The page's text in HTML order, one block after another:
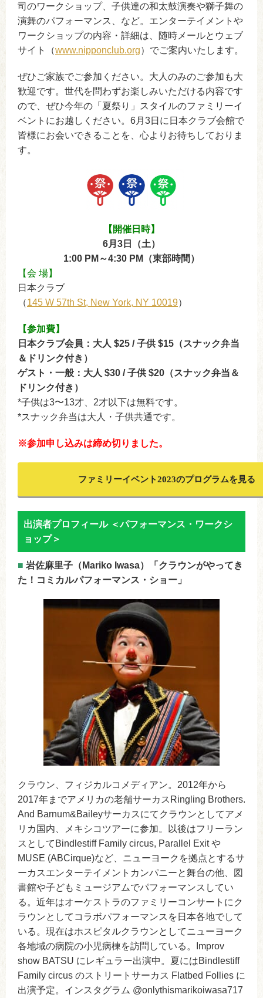
司のワークショップ、子供達の和太鼓演奏や獅子舞の
演舞のパフォーマンス、など。エンターテイメントや
ワークショップの内容・詳細は、随時メールとウェブ
サイト（www.nipponclub.org）でご案内いたします。
ぜひご家族でご参加ください。大人のみのご参加も大
歓迎です。世代を問わずお楽しみいただける内容です
ので、ぜひ今年の「夏祭り」スタイルのファミリーイ
ベントにお越しください。6月3日に日本クラブ会館で
皆様にお会いできることを、心よりお待ちしておりま
す。
【開催日時】
6月3日（土）
1:00 PM～4:30 PM（東部時間）
【会 場】
日本クラブ
（145 W 57th St, New York, NY 10019）
【参加費】
日本クラブ会員：大人 $25 / 子供 $15（スナック弁当
＆ドリンク付き）
ゲスト・一般：大人 $30 / 子供 $20（スナック弁当＆
ドリンク付き）
*子供は3〜13才、2才以下は無料です。
*スナック弁当は大人・子供共通です。
※参加申し込みは締め切りました。
ファミリーイベント2023のプログラムを見る
出演者プロフィール ＜パフォーマンス・ワークシ
ョップ＞
■ 岩佐麻里子（Mariko Iwasa）「クラウンがやってき
た！コミカルパフォーマンス・ショー」
クラウン、フィジカルコメディアン。2012年から
2017年までアメリカの老舗サーカスRingling Brothers.
And Barnum&Baileyサーカスにてクラウンとしてアメ
リカ国内、メキシコツアーに参加。以後はフリーラン
スとしてBindlestiff Family circus, Parallel Exit や
MUSE (ABCirque)など、ニューヨークを拠点とするサ
ーカスエンターテイメントカンパニーと舞台の他、図
書館や子どもミュージアムでパフォーマンスしてい
る。近年はオーケストラのファミリーコンサートにク
ラウンとしてコラボパフォーマンスを日本各地でして
いる。現在はホスピタルクラウンとしてニューヨーク
各地域の病院の小児病棟を訪問している。Improv
show BATSU にレギュラー出演中。夏にはBindlestiff
Family circus のストリートサーカス Flatbed Follies に
出演予定。インスタグラム @onlythismarikoiwasa717